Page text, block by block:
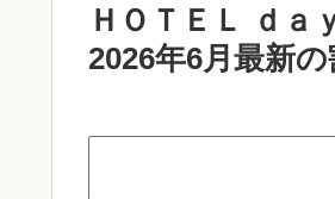
ＨＯＴＥＬ ｄａ
2026年6月最新